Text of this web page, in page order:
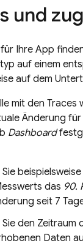
und
Ihre App
auf einem
auf dem
mit den
Änderung
Dashboard
das 90.
seit 7
den Zeitraum
Daten